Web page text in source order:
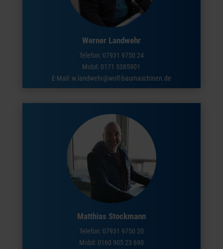
Werner Landwehr
Telefon: 07931 9750 24
Mobil: 0171 5385901
E-Mail: w.landwehr@wolf-baumaschinen.de
Matthias Stockmann
Telefon: 07931 9750 20
Mobil: 0160 905 23 690